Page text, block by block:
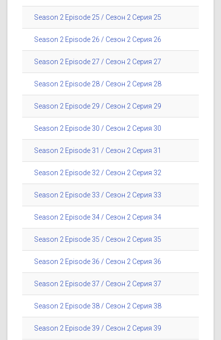
Season 2 Episode 25 / Сезон 2 Серия 25
Season 2 Episode 26 / Сезон 2 Серия 26
Season 2 Episode 27 / Сезон 2 Серия 27
Season 2 Episode 28 / Сезон 2 Серия 28
Season 2 Episode 29 / Сезон 2 Серия 29
Season 2 Episode 30 / Сезон 2 Серия 30
Season 2 Episode 31 / Сезон 2 Серия 31
Season 2 Episode 32 / Сезон 2 Серия 32
Season 2 Episode 33 / Сезон 2 Серия 33
Season 2 Episode 34 / Сезон 2 Серия 34
Season 2 Episode 35 / Сезон 2 Серия 35
Season 2 Episode 36 / Сезон 2 Серия 36
Season 2 Episode 37 / Сезон 2 Серия 37
Season 2 Episode 38 / Сезон 2 Серия 38
Season 2 Episode 39 / Сезон 2 Серия 39